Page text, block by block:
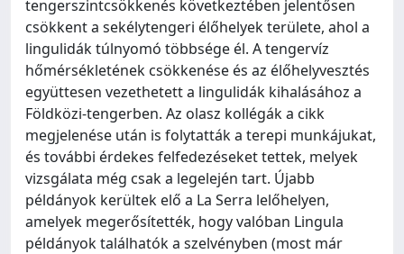
tengerszintcsökkenés következtében jelentősen
csökkent a sekélytengeri élőhelyek területe, ahol a
lingulidák túlnyomó többsége él. A tengervíz
hőmérsékletének csökkenése és az élőhelyvesztés
együttesen vezethetett a lingulidák kihalásához a
Földközi-tengerben. Az olasz kollégák a cikk
megjelenése után is folytatták a terepi munkájukat,
és további érdekes felfedezéseket tettek, melyek
vizsgálata még csak a legelején tart. Újabb
példányok kerültek elő a La Serra lelőhelyen,
amelyek megerősítették, hogy valóban Lingula
példányok találhatók a szelvényben (most már